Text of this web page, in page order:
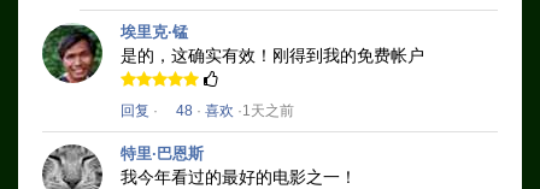
埃里克·锰
是的，这确实有效！ 刚得到我的免费帐户
回复 · 48 · 喜欢 ·1天之前
特里·巴恩斯
我今年看过的最好的电影之一！